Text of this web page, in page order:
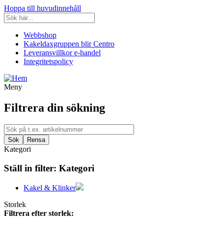
Hoppa till huvudinnehåll
Webbshop
Kakeldaxgruppen blir Centro
Leveransvillkor e-handel
Integritetspolicy
Meny
Filtrera din sökning
Kategori
Ställ in filter: Kategori
Kakel & Klinker
Storlek
Filtrera efter storlek: